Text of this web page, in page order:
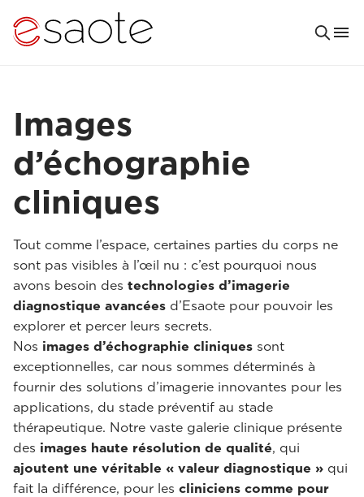
Images
d’échographie
cliniques
Tout comme l’espace, certaines parties du corps ne
sont pas visibles à l’œil nu : c’est pourquoi nous
avons besoin des technologies d’imagerie
diagnostique avancées d’Esaote pour pouvoir les
explorer et percer leurs secrets.
Nos images d’échographie cliniques sont
exceptionnelles, car nous sommes déterminés à
fournir des solutions d’imagerie innovantes pour les
applications, du stade préventif au stade
thérapeutique. Notre vaste galerie clinique présente
des images haute résolution de qualité, qui
ajoutent une véritable « valeur diagnostique » qui
fait la différence, pour les cliniciens comme pour